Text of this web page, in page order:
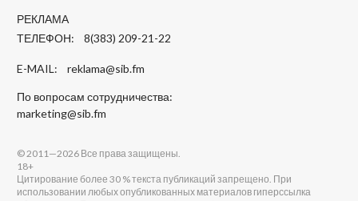
РЕКЛАМА
ТЕЛЕФОН: 8(383) 209-21-22
E-MAIL: reklama@sib.fm
По вопросам сотрудничества:
marketing@sib.fm
© 2011—2026 Все права защищены.
18+
Цитирование более 30 % текста публикаций запрещено. При
использовании любых опубликованных материалов гиперссылка